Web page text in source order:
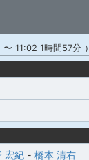
11:02 1時間57分 ）
宏紀 - 橋本 清右